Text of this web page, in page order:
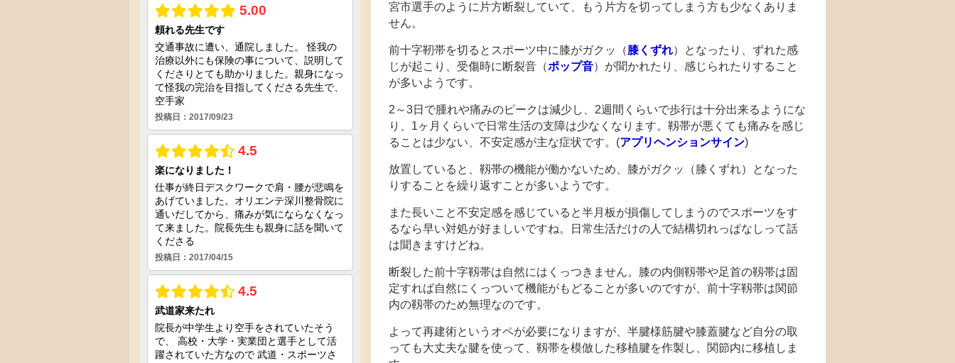
宮市選手のように片方断裂していて、もう片方を切ってしまう方も少なくありま
せん。
前十字靭帯を切るとスポーツ中に膝がガクッ（膝くずれ）となったり、ずれた感
じが起こり、受傷時に断裂音（ポップ音）が聞かれたり、感じられたりすること
が多いようです。
2～3日で腫れや痛みのピークは減少し、2週間くらいで歩行は十分出来るようにな
り、1ヶ月くらいで日常生活の支障は少なくなります。靱帯が悪くても痛みを感じ
ることは少ない、不安定感が主な症状です。(アプリヘンションサイン)
放置していると、靱帯の機能が働かないため、膝がガクッ（膝くずれ）となった
りすることを繰り返すことが多いようです。
また長いこと不安定感を感じていると半月板が損傷してしまうのでスポーツをす
るなら早い対処が好ましいですね。日常生活だけの人で結構切れっぱなしって話
は聞きますけどね。
断裂した前十字靱帯は自然にはくっつきません。膝の内側靱帯や足首の靱帯は固
定すれば自然にくっついて機能がもどることが多いのですが、前十字靱帯は関節
内の靱帯のため無理なのです。
よって再建術というオペが必要になりますが、半腱様筋腱や膝蓋腱など自分の取
っても大丈夫な腱を使って、靱帯を模倣した移植腱を作製し、関節内に移植しま